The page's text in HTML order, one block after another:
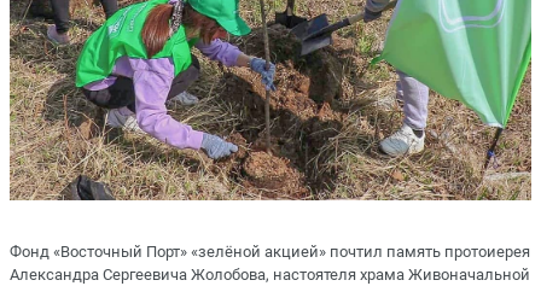
Фонд «Восточный Порт» «зелёной акцией» почтил память протоиерея
Александра Сергеевича Жолобова, настоятеля храма Живоначальной